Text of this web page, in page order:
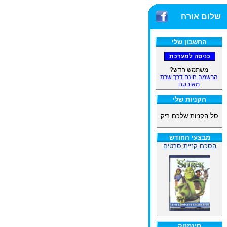
שלום אורח
החשבון שלי
משתמש חדש?
הרשמה חינם דרך שרת
מאובטח
הקניות שלי
סל הקניות שלכם ריק
מבצעי החודש
הסכם קניית סרטים